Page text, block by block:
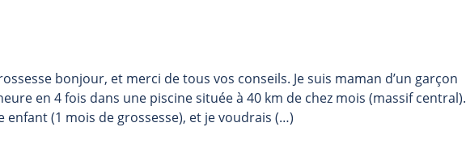
bonjour, et merci de tous vos conseils. Je suis maman d’un garçon
en 4 fois dans une piscine située à 40 km de chez mois (massif central).
enfant (1 mois de grossesse), et je voudrais (…)